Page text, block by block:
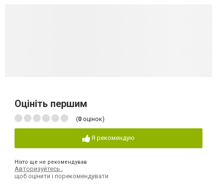
Оцініть першим
(0 оцінок)
Я рекомендую
Ніхто ще не рекомендував
Авторизуйтесь
щоб оцінити і порекомендувати